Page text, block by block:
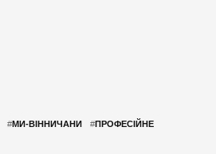
#МИ-ВІННИЧАНИ #ПРОФЕСІЙНЕ